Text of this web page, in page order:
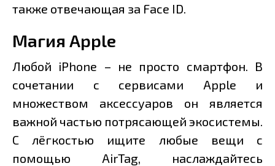
также отвечающая за Face ID.
Магия Apple
Любой iPhone – не просто смартфон. В
сочетании с сервисами Apple и
множеством аксессуаров он является
важной частью потрясающей экосистемы.
С лёгкостью ищите любые вещи с
помощью AirTag, наслаждайтесь